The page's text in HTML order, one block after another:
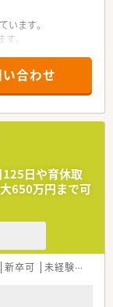
います。
。
ます。
います。転勤範
皆さんのキャリア
件・地域により上
合わせ
125日や育休取
650万円まで可
新卒可 未経験可